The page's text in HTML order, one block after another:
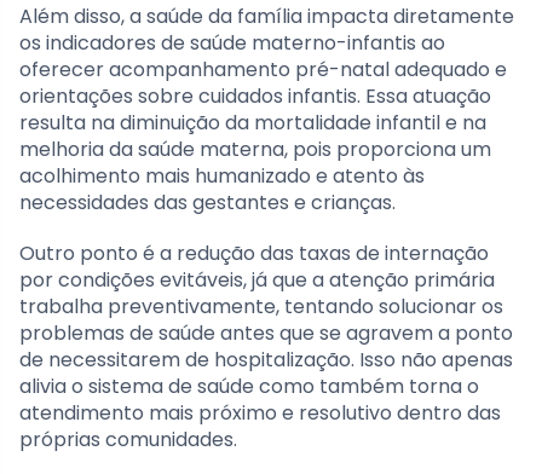
Além disso, a saúde da família impacta diretamente
os indicadores de saúde materno-infantis ao
oferecer acompanhamento pré-natal adequado e
orientações sobre cuidados infantis. Essa atuação
resulta na diminuição da mortalidade infantil e na
melhoria da saúde materna, pois proporciona um
acolhimento mais humanizado e atento às
necessidades das gestantes e crianças.
Outro ponto é a redução das taxas de internação
por condições evitáveis, já que a atenção primária
trabalha preventivamente, tentando solucionar os
problemas de saúde antes que se agravem a ponto
de necessitarem de hospitalização. Isso não apenas
alivia o sistema de saúde como também torna o
atendimento mais próximo e resolutivo dentro das
próprias comunidades.